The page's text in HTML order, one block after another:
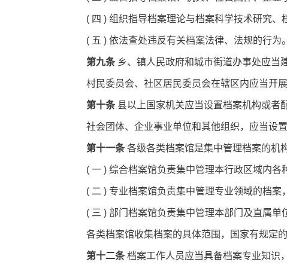
( 四 ) 组织指导档案理论与档案科学技术研究
( 五 ) 依法查处违反有关档案法律、法规的行为。
第九条乡、镇人民政府和城市街道办事处应当
村民委员会、社区居民委员会在辖区内应当开
第十条县以上国家机关应当设置档案机构或者
社会团体、企业事业单位和其他组织，应当设
第十一条各级各类档案馆是集中管理档案的机
( 一 ) 综合档案馆负责集中管理本行政区域内各
( 二 ) 专业档案馆负责集中管理专业领域的档案
( 三 ) 部门档案馆负责集中管理本部门及直属单
各类档案馆收集档案的具体范围，国家有规定
第十二条档案工作人员应当具备档案专业知识